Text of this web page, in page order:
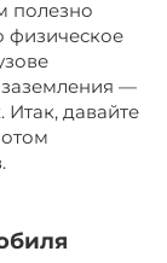
полезно
физическое
заземления —
Итак, давайте